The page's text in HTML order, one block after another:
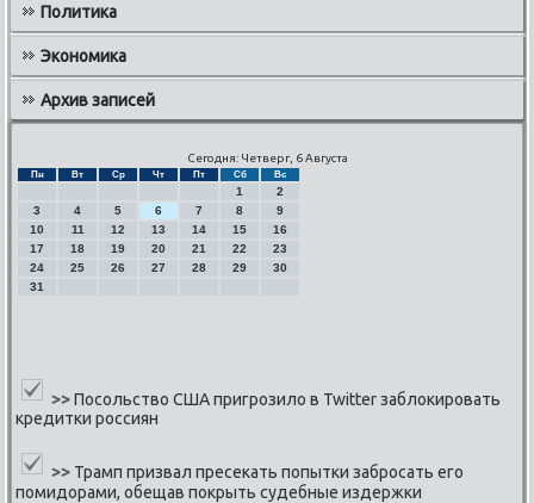
Политика
Экономика
Архив записей
Сегодня: Четверг, 6 Августа
Пн Вт Ср Чт Пт Сб Вс
1
2
3
4 5 6 7 8
9
10
11 12 13 14 15
16
17
18 19 20 21 22
23
24
25 26 27 28 29
30
31
>>Посольство США пригрозило в Twitter заблокировать
кредитки россиян
>> Трамп призвал пресекать попытки забросать его
помидорами, обещав покрыть судебные издержки